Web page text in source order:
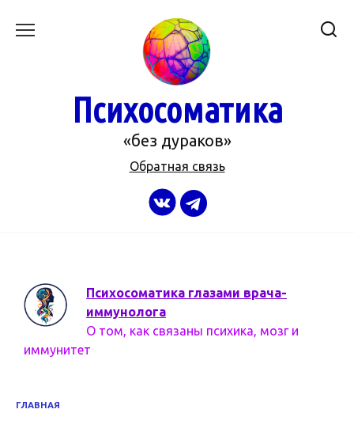
Психосоматика
«без дураков»
Обратная связь
Психосоматика глазами врача-
иммунолога
О том, как связаны психика, мозг и
иммунитет
ГЛАВНАЯ